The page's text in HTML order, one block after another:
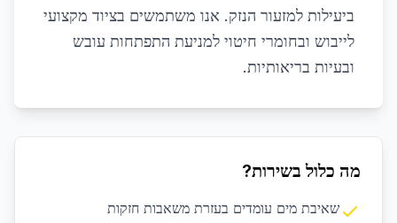
ביעילות למזעור הנזק. אנו משתמשים בציוד מקצועי
לייבוש ובחומרי חיטוי למניעת התפתחות עובש
ובעיות בריאותיות.
מה כלול בשירות?
שאיבת מים עומדים בעזרת משאבות חזקות